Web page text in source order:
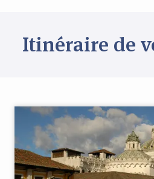
Itinéraire de